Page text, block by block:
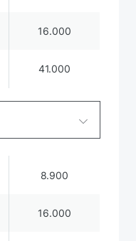
16.000
41.000
8.900
16.000